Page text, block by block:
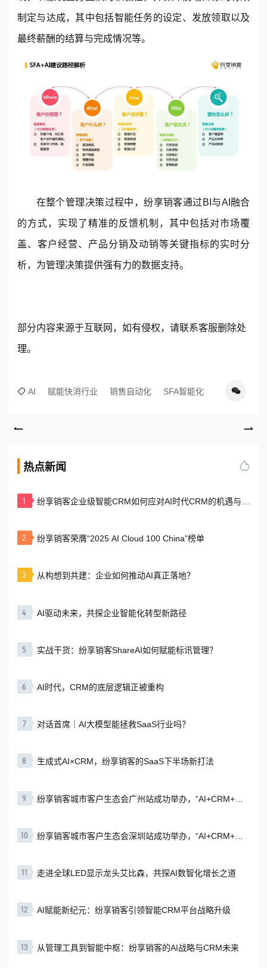
制定与达成，其中包括智能任务的设定、发放领取以及
最终薪酬的结算与完成情况等。
在整个管理决策过程中，纷享销客通过BI与AI融合
的方式，实现了精准的反馈机制，其中包括对市场覆
盖、客户经营、产品分销及动销等关键指标的实时分
析，为管理决策提供强有力的数据支持。
部分内容来源于互联网，如有侵权，请联系客服删除处
理。
AI 赋能快消行业 销售自动化 SFA智能化
热点新闻
1
纷享销客企业级智能CRM如何应对AI时代CRM的机遇与挑
2 纷享销客荣膺“2025 AI Cloud 100 China”榜单
3 从构想到共建：企业如何推动AI真正落地？
4 AI驱动未来，共探企业智能化转型新路径
5 实战干货：纷享销客ShareAI如何赋能标讯管理？
6 AI时代，CRM的底层逻辑正被重构
7 对话首席｜AI大模型能拯救SaaS行业吗？
8 生成式AI×CRM，纷享销客的SaaS下半场新打法
9
纷享销客城市客户生态会广州站成功举办，“AI+CRM+行
10
纷享销客城市客户生态会深圳站成功举办，“AI+CRM+行
11 走进全球LED显示龙头艾比森，共探AI数智化增长之道
12 AI赋能新纪元：纷享销客引领智能CRM平台战略升级
13 从管理工具到智能中枢：纷享销客的AI战略与CRM未来